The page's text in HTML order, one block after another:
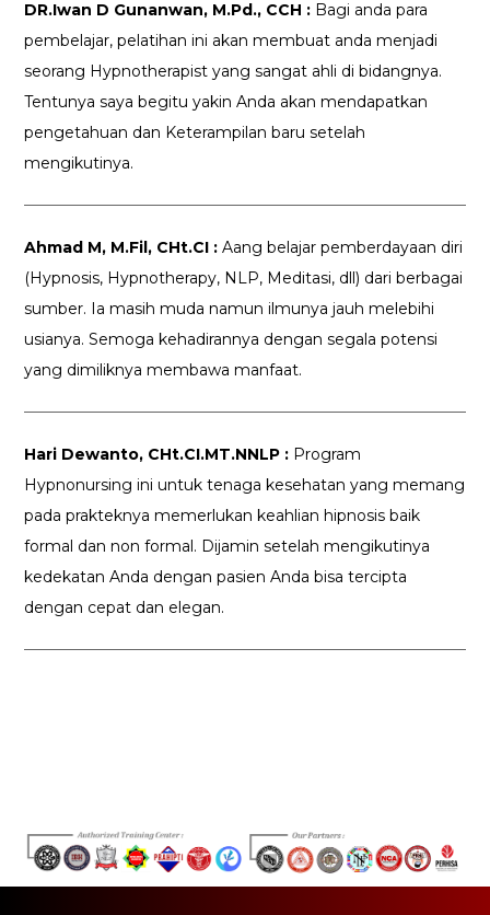
DR.Iwan D Gunanwan, M.Pd., CCH : Bagi anda para
pembelajar, pelatihan ini akan membuat anda menjadi
seorang Hypnotherapist yang sangat ahli di bidangnya.
Tentunya saya begitu yakin Anda akan mendapatkan
pengetahuan dan Keterampilan baru setelah
mengikutinya.
Ahmad M, M.Fil, CHt.CI : Aang belajar pemberdayaan diri
(Hypnosis, Hypnotherapy, NLP, Meditasi, dll) dari berbagai
sumber. Ia masih muda namun ilmunya jauh melebihi
usianya. Semoga kehadirannya dengan segala potensi
yang dimiliknya membawa manfaat.
Hari Dewanto, CHt.CI.MT.NNLP : Program
Hypnonursing ini untuk tenaga kesehatan yang memang
pada prakteknya memerlukan keahlian hipnosis baik
formal dan non formal. Dijamin setelah mengikutinya
kedekatan Anda dengan pasien Anda bisa tercipta
dengan cepat dan elegan.